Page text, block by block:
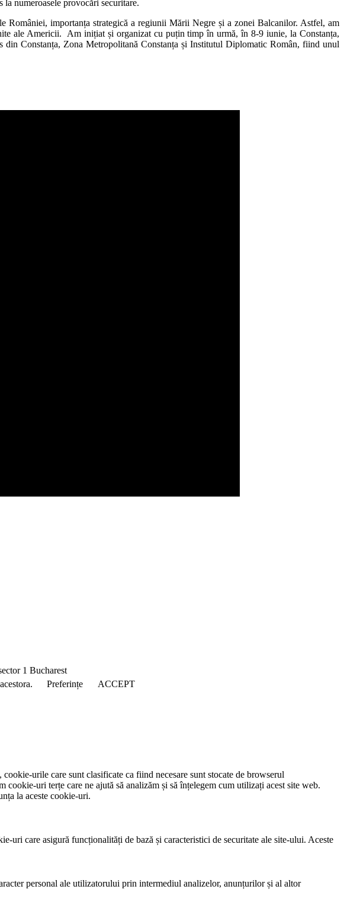
numeroasele provocări securitare.
României, importanța strategică a regiunii Mării Negre și a zonei Balcanilor. Astfel, am
ale Americii. Am inițiat și organizat cu puțin timp în urmă, în 8-9 iunie, la Constanța,
Constanța, Zona Metropolitană Constanța și Institutul Diplomatic Român, fiind unul
1 Bucharest
Preferințe ACCEPT
urile care sunt clasificate ca fiind necesare sunt stocate de browserul
uri terțe care ne ajută să analizăm și să înțelegem cum utilizați acest site web.
la aceste cookie-uri.
uri care asigură funcționalități de bază și caracteristici de securitate ale site-ului. Aceste
personal ale utilizatorului prin intermediul analizelor, anunțurilor și al altor